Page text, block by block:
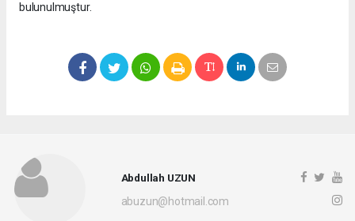
bulunulmuştur.
Abdullah UZUN
abuzun@hotmail.com